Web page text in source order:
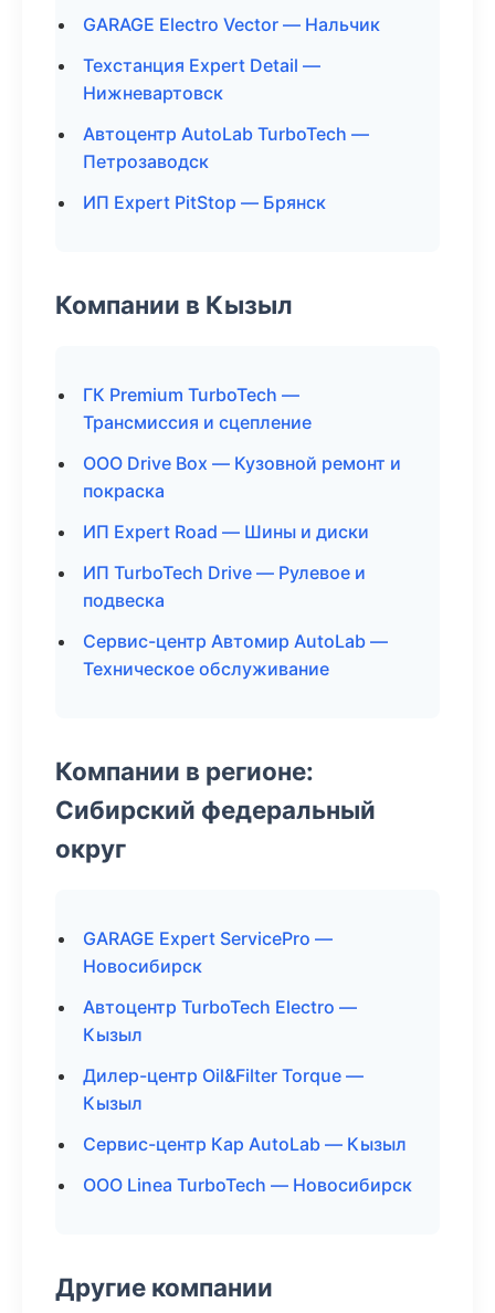
GARAGE Electro Vector — Нальчик
Техстанция Expert Detail —
Нижневартовск
Автоцентр AutoLab TurboTech —
Петрозаводск
ИП Expert PitStop — Брянск
Компании в Кызыл
ГК Premium TurboTech —
Трансмиссия и сцепление
ООО Drive Box — Кузовной ремонт и
покраска
ИП Expert Road — Шины и диски
ИП TurboTech Drive — Рулевое и
подвеска
Сервис-центр Автомир AutoLab —
Техническое обслуживание
Компании в регионе:
Сибирский федеральный
округ
GARAGE Expert ServicePro —
Новосибирск
Автоцентр TurboTech Electro —
Кызыл
Дилер-центр Oil&Filter Torque —
Кызыл
Сервис-центр Кар AutoLab — Кызыл
ООО Linea TurboTech — Новосибирск
Другие компании